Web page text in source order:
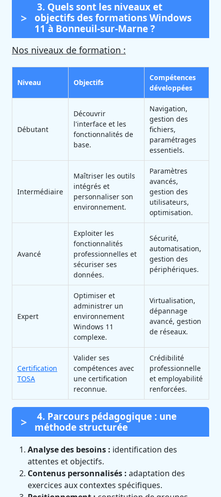
3. Quels sont les niveaux et
objectifs des formations Windows
11 à Bonneuil-sur-Marne ?
Nos niveaux de formation :
Niveau Objectifs
Compétences
développées
Débutant
Découvrir
l'interface et les
fonctionnalités de
base.
Navigation,
gestion des
fichiers,
paramétrages
essentiels.
Intermédiaire
Maîtriser les outils
intégrés et
personnaliser son
environnement.
Paramètres
avancés,
gestion des
utilisateurs,
optimisation.
Avancé
Exploiter les
fonctionnalités
professionnelles et
sécuriser ses
données.
Sécurité,
automatisation,
gestion des
périphériques.
Expert
Optimiser et
administrer un
environnement
Windows 11
complexe.
Virtualisation,
dépannage
avancé, gestion
de réseaux.
Certification
TOSA
Valider ses
compétences avec
une certification
reconnue.
Crédibilité
professionnelle
et employabilité
renforcées.
4. Parcours pédagogique : une
méthode structurée
Analyse des besoins : identification des
attentes et objectifs.
Contenus personnalisés : adaptation des
exercices aux contextes spécifiques.